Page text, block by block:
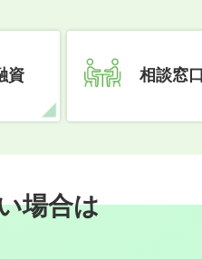
資 相談窓口
場合は